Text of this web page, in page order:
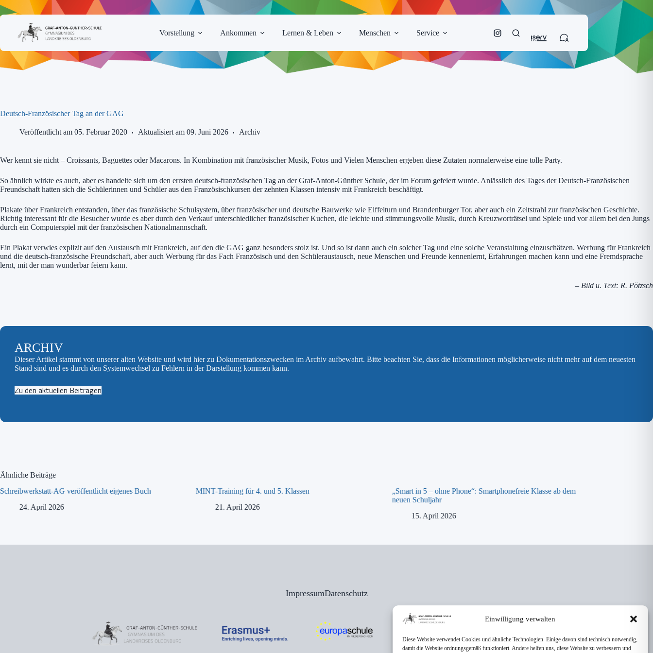
Einwilligung verwalten
Diese Website verwendet Cookies und ähnliche Technologien. Einige davon sind technisch notwendig,
damit die Website ordnungsgemäß funktioniert. Andere helfen uns, diese Website zu verbessern und
Zum
Inhalt
Vorstellung
Ankommen Lernen & Leben Menschen Service
Deutsch-Französischer Tag an der GAG
Veröffentlicht am 05. Februar 2020 Aktualisiert am 09. Juni 2026 Archiv
Wer kennt sie nicht – Croissants, Baguettes oder Macarons. In Kombination mit französischer Musik, Fotos und Vielen Menschen ergeben diese Zutaten normalerweise eine tolle Party.
So ähnlich wirkte es auch, aber es handelte sich um den errsten deutsch-französischen Tag an der Graf-Anton-Günther Schule, der im Forum gefeiert wurde. Anlässlich des Tages der Deutsch-Französischen
Freundschaft hatten sich die Schülerinnen und Schüler aus den Französischkursen der zehnten Klassen intensiv mit Frankreich beschäftigt.
Plakate über Frankreich entstanden, über das französische Schulsystem, über französischer und deutsche Bauwerke wie Eiffelturn und Brandenburger Tor, aber auch ein Zeitstrahl zur französischen Geschichte.
Richtig interessant für die Besucher wurde es aber durch den Verkauf unterschiedlicher französischer Kuchen, die leichte und stimmungsvolle Musik, durch Kreuzworträtsel und Spiele und vor allem bei den Jungs
durch ein Computerspiel mit der französischen Nationalmannschaft.
Ein Plakat verwies explizit auf den Austausch mit Frankreich, auf den die GAG ganz besonders stolz ist. Und so ist dann auch ein solcher Tag und eine solche Veranstaltung einzuschätzen. Werbung für Frankreich
und die deutsch-französische Freundschaft, aber auch Werbung für das Fach Französisch und den Schüleraustausch, neue Menschen und Freunde kennenlernt, Erfahrungen machen kann und eine Fremdsprache
lernt, mit der man wunderbar feiern kann.
– Bild u. Text: R. Pötzsch
ARCHIV
Dieser Artikel stammt von unserer alten Website und wird hier zu Dokumentationszwecken im Archiv aufbewahrt. Bitte beachten Sie, dass die Informationen möglicherweise nicht mehr auf dem neuesten
Stand sind und es durch den Systemwechsel zu Fehlern in der Darstellung kommen kann.
Zu den aktuellen Beiträgen
Ähnliche Beiträge
Schreibwerkstatt-AG veröffentlicht eigenes Buch
24. April 2026
MINT-Training für 4. und 5. Klassen
21. April 2026
„Smart in 5 – ohne Phone“: Smartphonefreie Klasse ab dem
neuen Schuljahr
15. April 2026
ImpressumDatenschutz